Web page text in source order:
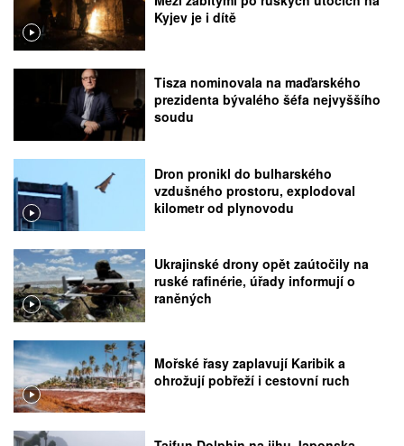
Kyjev je i dítě
Tisza nominovala na maďarského
prezidenta bývalého šéfa nejvyššího
soudu
Dron pronikl do bulharského
vzdušného prostoru, explodoval
kilometr od plynovodu
Ukrajinské drony opět zaútočily na
ruské rafinérie, úřady informují o
raněných
Mořské řasy zaplavují Karibik a
ohrožují pobřeží i cestovní ruch